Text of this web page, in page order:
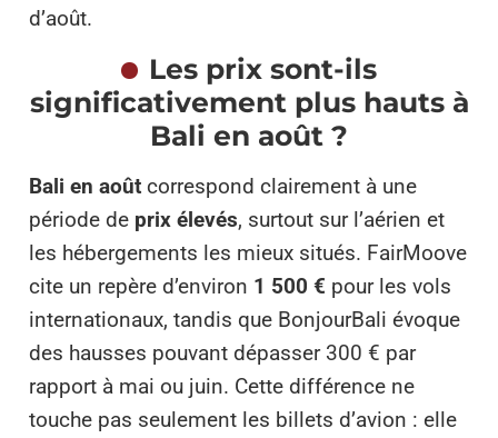
d’août.
Les prix sont-ils
significativement plus hauts à
Bali en août ?
Bali en août correspond clairement à une
période de prix élevés, surtout sur l’aérien et
les hébergements les mieux situés. FairMoove
cite un repère d’environ 1 500 € pour les vols
internationaux, tandis que BonjourBali évoque
des hausses pouvant dépasser 300 € par
rapport à mai ou juin. Cette différence ne
touche pas seulement les billets d’avion : elle